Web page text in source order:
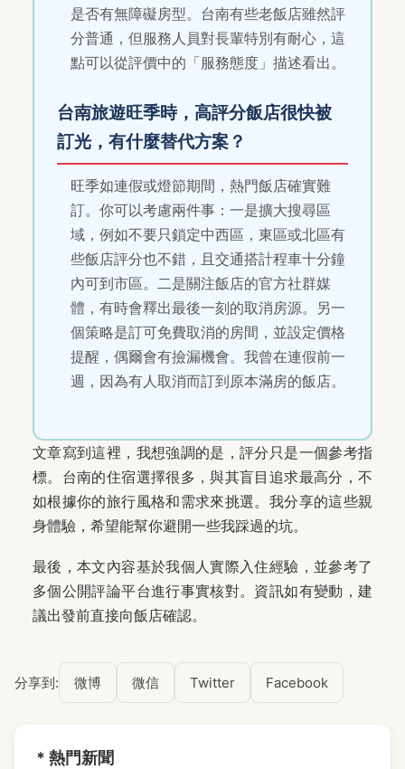
是否有無障礙房型。台南有些老飯店雖然評
分普通，但服務人員對長輩特別有耐心，這
點可以從評價中的「服務態度」描述看出。
台南旅遊旺季時，高評分飯店很快被
訂光，有什麼替代方案？
旺季如連假或燈節期間，熱門飯店確實難
訂。你可以考慮兩件事：一是擴大搜尋區
域，例如不要只鎖定中西區，東區或北區有
些飯店評分也不錯，且交通搭計程車十分鐘
內可到市區。二是關注飯店的官方社群媒
體，有時會釋出最後一刻的取消房源。另一
個策略是訂可免費取消的房間，並設定價格
提醒，偶爾會有撿漏機會。我曾在連假前一
週，因為有人取消而訂到原本滿房的飯店。
文章寫到這裡，我想強調的是，評分只是一個參考指
標。台南的住宿選擇很多，與其盲目追求最高分，不
如根據你的旅行風格和需求來挑選。我分享的這些親
身體驗，希望能幫你避開一些我踩過的坑。
最後，本文內容基於我個人實際入住經驗，並參考了
多個公開評論平台進行事實核對。資訊如有變動，建
議出發前直接向飯店確認。
分享到: 微博 微信 Twitter Facebook
* 熱門新聞